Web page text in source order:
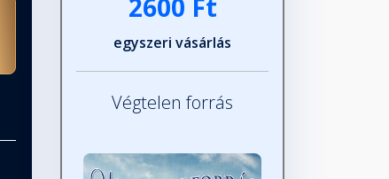
2600 Ft
egyszeri vásárlás
Végtelen forrás